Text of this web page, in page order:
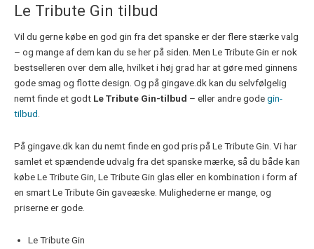
Le Tribute Gin tilbud
Vil du gerne købe en god gin fra det spanske er der flere stærke valg
– og mange af dem kan du se her på siden. Men Le Tribute Gin er nok
bestselleren over dem alle, hvilket i høj grad har at gøre med ginnens
gode smag og flotte design. Og på gingave.dk kan du selvfølgelig
nemt finde et godt Le Tribute Gin-tilbud – eller andre godegin-
tilbud.
På gingave.dk kan du nemt finde en god pris på Le Tribute Gin. Vi har
samlet et spændende udvalg fra det spanske mærke, så du både kan
købe Le Tribute Gin, Le Tribute Gin glas eller en kombination i form af
en smart Le Tribute Gin gaveæske. Mulighederne er mange, og
priserne er gode.
Le Tribute Gin